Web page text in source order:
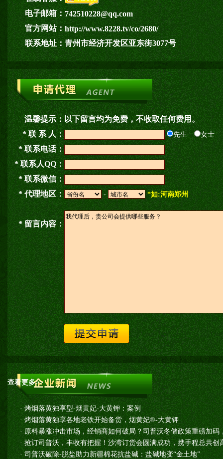
电子邮箱：742510228@qq.com
官方网站：http://www.8228.tv/co/2680/
联系地址：青州市经济开发区亚东街3077号
温馨提示：以下留言均为免费，不收取任何费用。
* 联 系 人：
先生 女士
* 联系电话：
* 联系人QQ：
* 联系微信：
* 代理地区：
- *如:河南郑州
* 留言内容：
查看更多>>
·烤烟落黄独享型-烟黄妃-大黄钾：案例
·烤烟落黄独享各地老铁开始备货，烟黄妃®-大黄钾
· 原料暴涨冲击市场，经销商如何破局？司普沃冬储政策重磅加码
·抢订司普沃，丰收有把握！沙湾订货会圆满成功，携手程总共创
·司普沃破除-脱盐助力新疆棉花抗盐碱：盐碱地变“金土地”